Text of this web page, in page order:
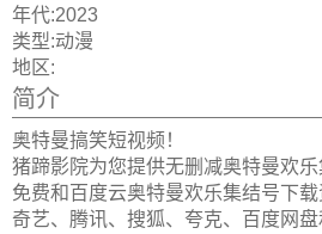
年代:2023
类型:动漫
地区:
简介
奥特曼搞笑短视频！
猪蹄影院为您提供无删减奥特曼欢
免费和百度云奥特曼欢乐集结号下
奇艺、腾讯、搜狐、夸克、百度网